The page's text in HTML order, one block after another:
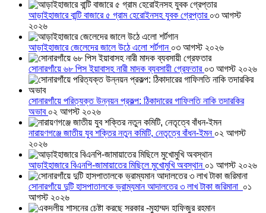
আড়াইহাজারে বান্টি বাজারে ৫ গ্রাম হেরোইনসহ যুবক গ্রেপ্তার ০৩ আগস্ট
২০২৬
আড়াইহাজারে জেলেদের জালে উঠে এলো শর্টগান ০৩ আগস্ট ২০২৬
সোনারগাঁয়ে ৬৮ পিস ইয়াবাসহ নারী মাদক ব্যবসায়ী গ্রেফতার ০৩ আগস্ট ২০২৬
সোনারগাঁয়ে পরিত্যক্ত উন্নয়ন প্রকল্প: ঠিকাদারের গাফিলতি নাকি তদারকির
অভাব ০২ আগস্ট ২০২৬
নারায়ণগঞ্জে জাতীয় যুব শক্তির নতুন কমিটি, নেতৃত্বে বাঁধন-ইমন ০২ আগস্ট
২০২৬
আড়াইহাজারে বিএনপি-জামায়াতের মিছিলে মুখোমুখি অবস্থান ০১ আগস্ট ২০২৬
সোনারগাঁয়ে দুটি হাসপাতালকে ভ্রাম্যমান আদালতের ৩ লাখ টাকা জরিমানা ০১
আগস্ট ২০২৬